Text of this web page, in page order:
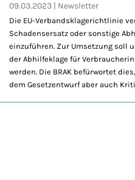
09.03.2023 Newsletter
Die EU-Verbandsklagerichtlinie
Schadensersatz oder sonstige
einzuführen. Zur Umsetzung soll
der Abhilfeklage für
werden. Die BRAK befürwortet
dem Gesetzentwurf aber auch